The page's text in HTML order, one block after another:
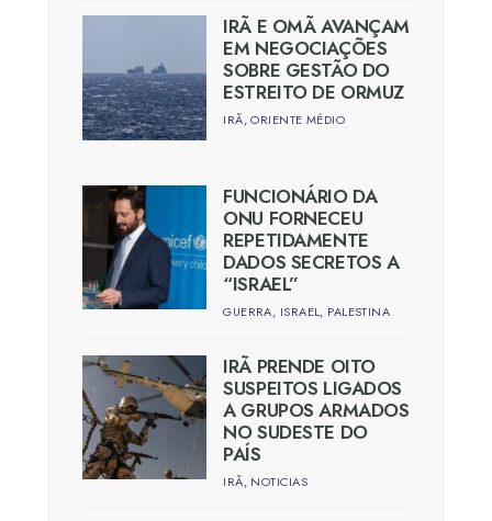
IRÃ E OMÃ AVANÇAM
EM NEGOCIAÇÕES
SOBRE GESTÃO DO
ESTREITO DE ORMUZ
IRÃ,ORIENTE MÉDIO
FUNCIONÁRIO DA
ONU FORNECEU
REPETIDAMENTE
DADOS SECRETOS A
“ISRAEL”
GUERRA, ISRAEL, PALESTINA
IRÃ PRENDE OITO
SUSPEITOS LIGADOS
A GRUPOS ARMADOS
NO SUDESTE DO
PAÍS
IRÃ, NOTICIAS